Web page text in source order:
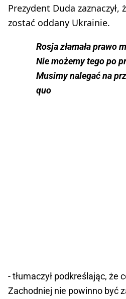
Prezydent Duda zaznaczył,
zostać oddany Ukrainie.
Rosja złamała prawo
Nie możemy tego po
Musimy nalegać na
quo
- tłumaczył podkreślając, że
Zachodniej nie powinno być